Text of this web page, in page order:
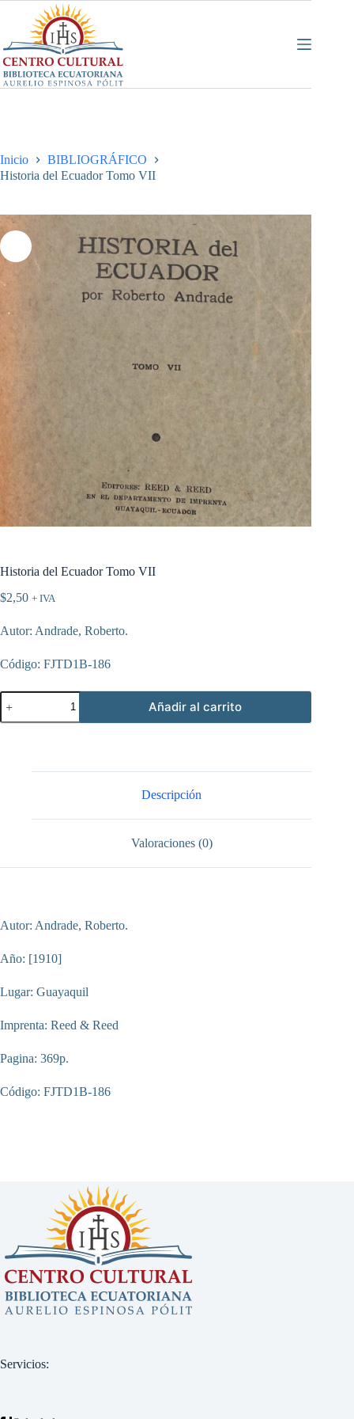
contenido
Inicio
BIBLIOGRÁFICO
Historia del Ecuador Tomo VII
Historia del Ecuador Tomo VII
$2,50 + IVA
Autor: Andrade, Roberto.
Código: FJTD1B-186
Historia
del
Ecuador
Añadir al carrito
Descripción
Valoraciones (0)
Autor: Andrade, Roberto.
Año: [1910]
Lugar: Guayaquil
Imprenta: Reed & Reed
Pagina: 369p.
Código: FJTD1B-186
Servicios: